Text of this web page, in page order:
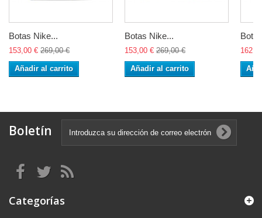
Botas Nike...
153,00 € 269,00 €
Añadir al carrito
Botas Nike...
153,00 € 269,00 €
Añadir al carrito
Boletín
Categorías